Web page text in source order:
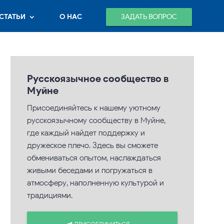
О НАС ЗАДАТЬ ВОПРОС
Русскоязычное сообщество в
Муйне
Присоединяйтесь к нашему уютному
русскоязычному сообществу в Муйне,
где каждый найдет поддержку и
дружеское плечо. Здесь вы сможете
обмениваться опытом, наслаждаться
живыми беседами и погружаться в
атмосферу, наполненную культурой и
традициями.